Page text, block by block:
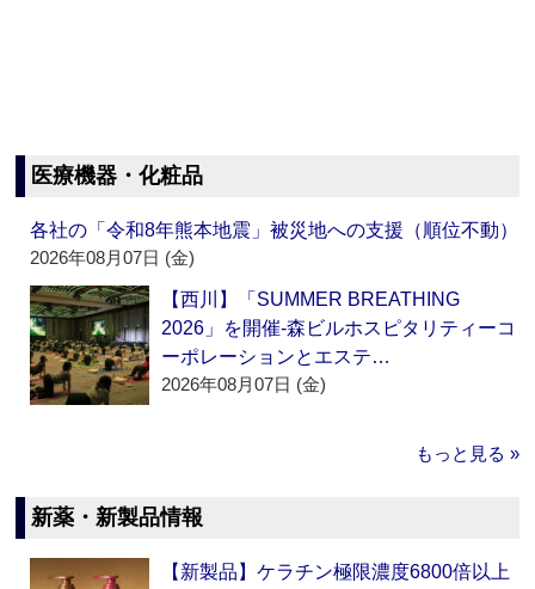
医療機器・化粧品
各社の「令和8年熊本地震」被災地への支援（順位不動）
2026年08月07日 (金)
【西川】「SUMMER BREATHING
2026」を開催‐森ビルホスピタリティーコ
ーポレーションとエステ…
2026年08月07日 (金)
もっと見る »
新薬・新製品情報
【新製品】ケラチン極限濃度6800倍以上